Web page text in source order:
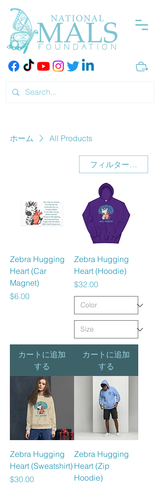
ホーム All Products
フィルター・並び
Zebra Hugging
Heart (Car
Magnet)
価格
$6.00
カートに追加
する
Zebra Hugging
Heart (Hoodie)
価格
$32.00
カートに追加
する
Zebra Hugging
Heart (Sweatshirt)
価格
$30.00
Zebra Hugging
Heart (Zip
Hoodie)